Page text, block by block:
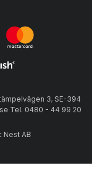
3, SE-394
Tel. 0480 - 44 99 20
Nest AB